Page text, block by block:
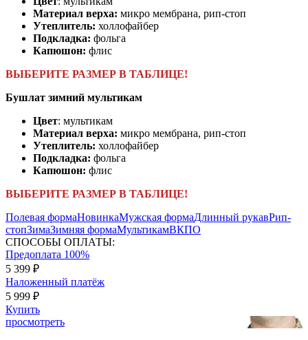
Материал верха: микро мембрана, рип-стоп
Утеплитель: холлофайбер
Подкладка: фольга
Капюшон: флис
ВЫБЕРИТЕ РАЗМЕР В ТАБЛИЦЕ!
Бушлат зимний мультикам
Цвет: мультикам
Материал верха: микро мембрана, рип-стоп
Утеплитель: холлофайбер
Подкладка: фольга
Капюшон: флис
ВЫБЕРИТЕ РАЗМЕР В ТАБЛИЦЕ!
Полевая формаНовинкаМужская формаДлинный рукавРип-
стопЗимаЗимняя формаМультикамВКПО
СПОСОБЫ ОПЛАТЫ:
Предоплата 100%
5 399 ₽
Наложенный платёж
5 999 ₽
Купить
просмотреть